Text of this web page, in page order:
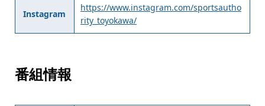
Instagram
https://www.instagram.com/sportsautho
rity_toyokawa/
番組情報